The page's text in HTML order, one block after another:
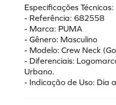
Especificações Técnicas:
- Referência: 682558
- Marca: PUMA
- Gênero: Masculino
- Modelo: Crew Neck
- Diferenciais:
Urbano.
- Indicação de Uso: Dia